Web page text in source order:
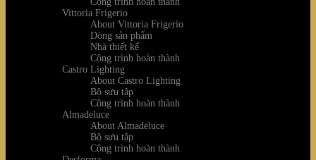
Vittoria Frigerio
About Vittoria Frigerio
Dòng sản phẩm
Nhà thiết kế
Công trình hoàn thành
Castro Lighting
About Castro Lighting
Bộ sưu tập
Công trình hoàn thành
Almadeluce
About Almadeluce
Bộ sưu tập
Công trình hoàn thành